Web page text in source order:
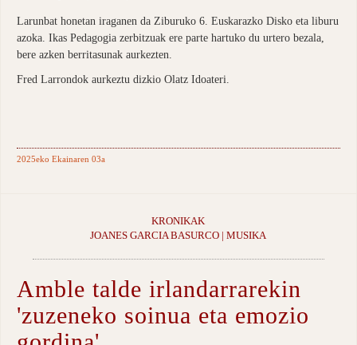
Larunbat honetan iraganen da Ziburuko 6. Euskarazko Disko eta liburu
azoka. Ikas Pedagogia zerbitzuak ere parte hartuko du urtero bezala,
bere azken berritasunak aurkezten.
Fred Larrondok aurkeztu dizkio Olatz Idoateri.
2025eko Ekainaren 03a
KRONIKAK
JOANES GARCIA BASURCO | MUSIKA
Amble talde irlandarrarekin
'zuzeneko soinua eta emozio